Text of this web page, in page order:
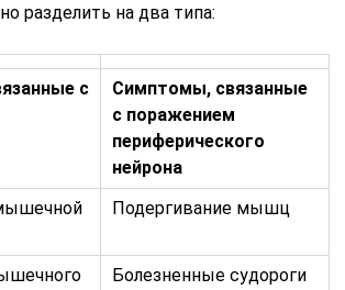
разделить на два типа:
с
Симптомы, связанные
с поражением
периферического
нейрона
Подергивание мышц
Болезненные судороги